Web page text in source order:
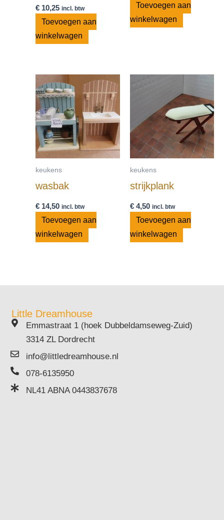
€ 10,25 incl. btw
Toevoegen aan
winkelwagen
Toevoegen aan
winkelwagen
keukens
wasbak
€ 14,50 incl. btw
Toevoegen aan
winkelwagen
keukens
strijkplank
€4,50 incl. btw
Toevoegen aan
winkelwagen
Little Dreamhouse
Emmastraat 1 (hoek Dubbeldamseweg-Zuid)
3314 ZL Dordrecht
info@littledreamhouse.nl
078-6135950
NL41 ABNA 0443837678